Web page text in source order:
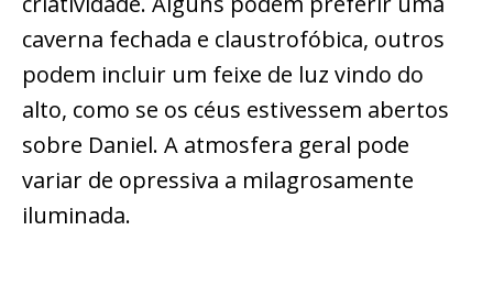
caverna fechada e claustrofóbica, outros
podem incluir um feixe de luz vindo do
alto, como se os céus estivessem abertos
sobre Daniel. A atmosfera geral pode
variar de opressiva a milagrosamente
iluminada.